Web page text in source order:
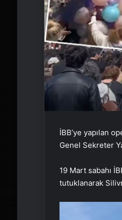
İBB’ye yapılan
Genel Sekreter
19 Mart sabahı
tutuklanarak